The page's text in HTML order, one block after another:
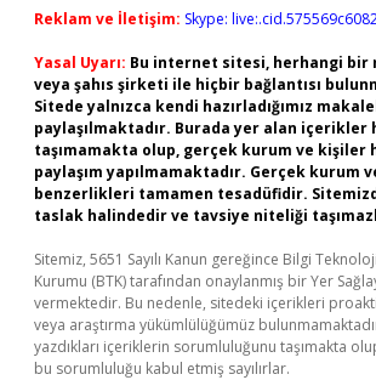
Reklam ve İletişim: Skype:
Yasal Uyarı: Bu internet sitesi, herhangi bir
veya şahıs şirketi ile hiçbir bağlantısı
Sitede yalnızca kendi hazırladığımız
paylaşılmaktadır. Burada yer alan içerikler
taşımamakta olup, gerçek kurum ve kişiler
paylaşım yapılmamaktadır. Gerçek kurum
benzerlikleri tamamen tesadüfidir.
taslak halindedir ve tavsiye niteliği
Sitemiz, 5651 Sayılı Kanun gereğince Bilgi
Kurumu (BTK) tarafından onaylanmış bir Yer
vermektedir. Bu nedenle, sitedeki içerikleri
veya araştırma yükümlülüğümüz
yazdıkları içeriklerin sorumluluğunu taşımakta
bu sorumluluğu kabul etmiş sayılırlar.